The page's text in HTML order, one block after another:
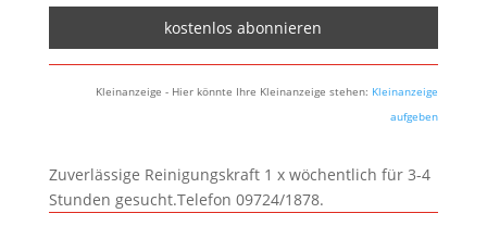
Kleinanzeige - Hier könnte Ihre Kleinanzeige stehen: Kleinanzeige
aufgeben
Zuverlässige Reinigungskraft 1 x wöchentlich für 3-4
Stunden gesucht.Telefon 09724/1878.